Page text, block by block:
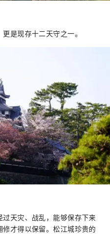
是现存十二天守之一。
天灾、战乱，能够保存下来
才得以保留。松江城珍贵的